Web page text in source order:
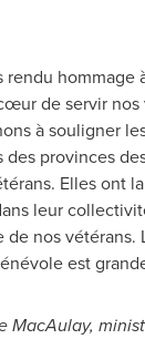
rendu hommage
de servir nos
à souligner
des provinces
Elles ont
leur
de nos vétérans.
est
MacAulay,